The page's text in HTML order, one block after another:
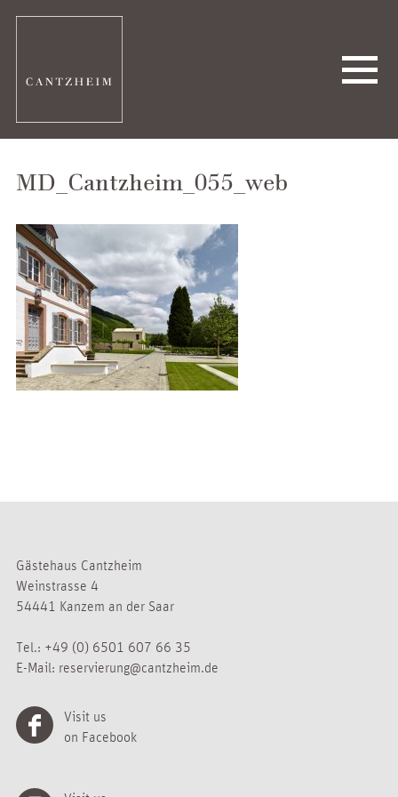
MD_Cantzheim_055_web
Gästehaus Cantzheim
Weinstrasse 4
54441 Kanzem an der Saar
Tel.: +49 (0) 6501 607 66 35
E-Mail: reservierung@cantzheim.de
Visit us
on Facebook